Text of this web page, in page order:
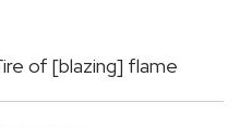
of [blazing] flame